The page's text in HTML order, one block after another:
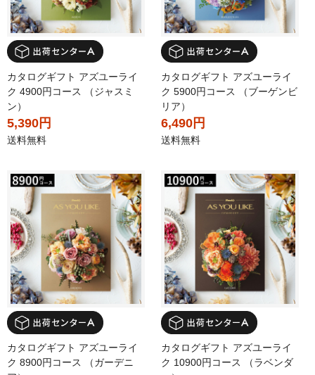
カタログギフト アズユーライ
ク 4900円コース （ジャスミ
ン）
5,390円
送料無料
カタログギフト アズユーライ
ク 5900円コース （ブーゲンビ
リア）
6,490円
送料無料
カタログギフト アズユーライ
ク 8900円コース （ガーデニ
カタログギフト アズユーライ
ク 10900円コース （ラベンダ